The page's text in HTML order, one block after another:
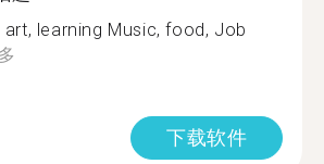
art, learning Music, food, Job
下载软件